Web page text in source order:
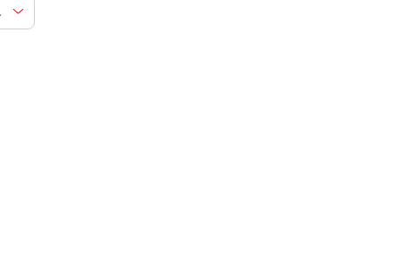
de pièce